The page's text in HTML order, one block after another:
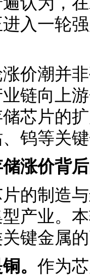
入一轮
价潮并
链向上
芯片的
钨等关
涨价背
的制造
产业。
键金属
。 作为